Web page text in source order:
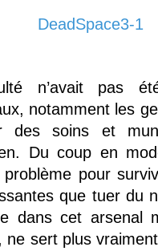
n’avait pas
notamment les
des soins et
Du coup en
pour
que tuer du
dans cet arsenal
ne sert plus